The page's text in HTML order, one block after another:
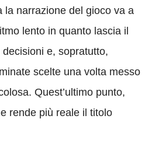
la narrazione del gioco va a
lento in quanto lascia il
e, sopratutto,
scelte una volta messo
Quest’ultimo punto,
rende più reale il titolo